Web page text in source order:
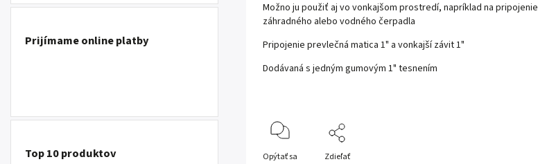
Prijímame online platby
Top 10 produktov
Možno ju použiť aj vo vonkajšom prostredí, napríklad na pripojenie
záhradného alebo vodného čerpadla
Pripojenie prevlečná matica 1" a vonkajší závit 1"
Dodávaná s jedným gumovým 1" tesnením
Opýtať sa Zdieľať